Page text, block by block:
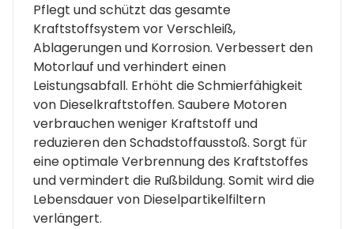
Pflegt und schützt das gesamte
Kraftstoffsystem vor Verschleiß,
Ablagerungen und Korrosion. Verbessert den
Motorlauf und verhindert einen
Leistungsabfall. Erhöht die Schmierfähigkeit
von Dieselkraftstoffen. Saubere Motoren
verbrauchen weniger Kraftstoff und
reduzieren den Schadstoffausstoß. Sorgt für
eine optimale Verbrennung des Kraftstoffes
und vermindert die Rußbildung. Somit wird die
Lebensdauer von Dieselpartikelfiltern
verlängert.